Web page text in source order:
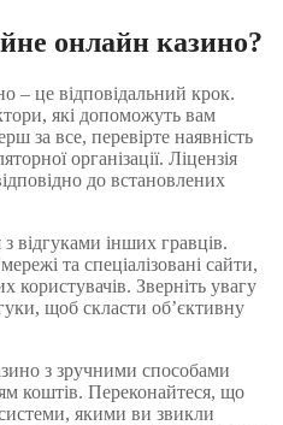
онлайн казино?
– це відповідальний крок.
які допоможуть вам
за все, перевірте наявність
організації. Ліцензія
до встановлених
відгуками інших гравців.
та спеціалізовані сайти,
користувачів. Зверніть увагу
щоб скласти об’єктивну
з зручними способами
коштів. Переконайтеся, що
якими ви звикли